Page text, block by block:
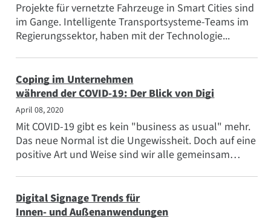
Projekte für vernetzte Fahrzeuge in Smart Cities sind
im Gange. Intelligente Transportsysteme-Teams im
Regierungssektor, haben mit der Technologie...
Coping im Unternehmen
während der COVID-19: Der Blick von Digi
April 08, 2020
Mit COVID-19 gibt es kein "business as usual" mehr.
Das neue Normal ist die Ungewissheit. Doch auf eine
positive Art und Weise sind wir alle gemeinsam
Digital Signage Trends für
Innen- und Außenanwendungen